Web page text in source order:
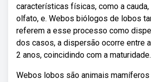
características físicas, como a
olfato, e. Webos biólogos de lobos
referem a esse processo como
dos casos, a dispersão ocorre entre
2 anos, coincidindo com a maturidade.
Webos lobos são animais